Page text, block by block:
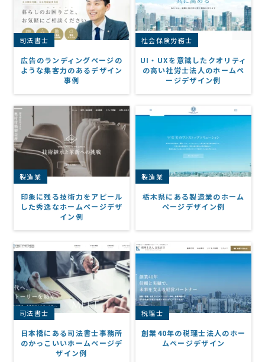
司法書士
広告のランディングページの
ような集客力のあるデザイン
事例
社会保険労務士
UI・UXを意識したクオリティ
の高い社労士法人のホームペ
ージデザイン例
製造業
印象に残る技術力をアピール
した秀逸なホームページデザ
イン例
製造業
栃木県にある製造業のホーム
ページデザイン例
司法書士
日本橋にある司法書士事務所
のかっこいいホームページデ
ザイン例
税理士
創業40年の税理士法人のホー
ムページデザイン